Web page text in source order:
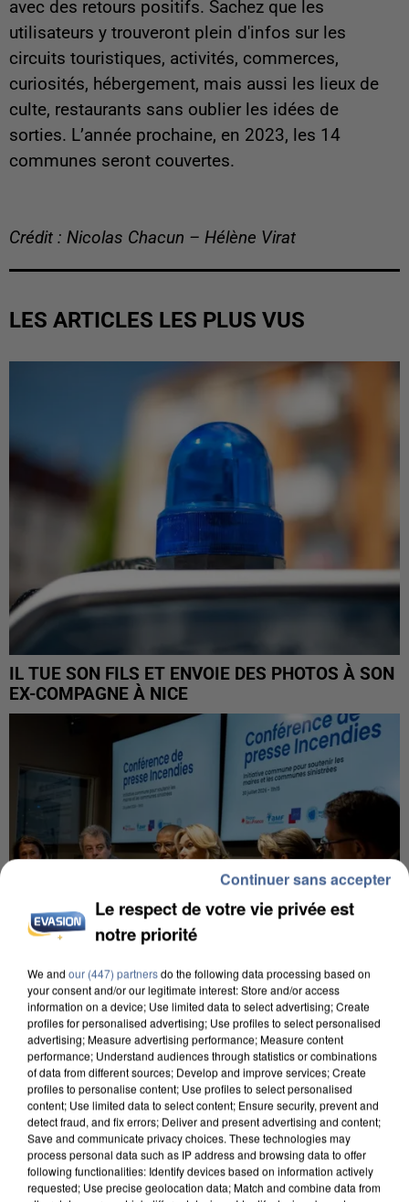
avec des retours positifs. Sachez que les
utilisateurs y trouveront plein d'infos sur les
circuits touristiques, activités, commerces,
curiosités, hébergement, mais aussi les lieux de
culte, restaurants sans oublier les idées de
sorties. L’année prochaine, en 2023, les 14
communes seront couvertes.
Crédit : Nicolas Chacun – Hélène Virat
LES ARTICLES LES PLUS VUS
IL TUE SON FILS ET ENVOIE DES PHOTOS À SON
EX-COMPAGNE À NICE
INCENDIES : L’ÎLE-DE-FRANCE LANCE UN ÉLAN
DE SOLIDARITÉ AVEC LES...
Le respect de votre vie privée est
notre priorité
We and our (447) partnersdo the following data processing based on
your consent and/or our legitimate interest: Store and/or access
information on a device; Use limited data to select advertising; Create
profiles for personalised advertising; Use profiles to select personalised
advertising; Measure advertising performance; Measure content
performance; Understand audiences through statistics or combinations
of data from different sources; Develop and improve services; Create
profiles to personalise content; Use profiles to select personalised
content; Use limited data to select content; Ensure security, prevent and
detect fraud, and fix errors; Deliver and present advertising and content;
Save and communicate privacy choices. These technologies may
process personal data such as IP address and browsing data to offer
following functionalities: Identify devices based on information actively
requested; Use precise geolocation data; Match and combine data from
Continuer sans accepter